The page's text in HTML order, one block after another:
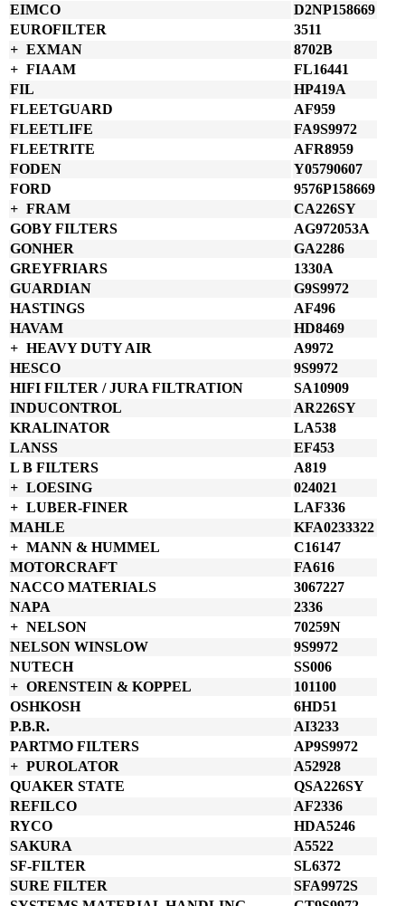
EIMCO
D2NP158669
EUROFILTER
3511
EXMAN
8702B
FIAAM
FL16441
FIL
HP419A
FLEETGUARD
AF959
FLEETLIFE
FA9S9972
FLEETRITE
AFR8959
FODEN
Y05790607
FORD
9576P158669
FRAM
CA226SY
GOBY FILTERS
AG972053A
GONHER
GA2286
GREYFRIARS
1330A
GUARDIAN
G9S9972
HASTINGS
AF496
HAVAM
HD8469
HEAVY DUTY AIR
A9972
HESCO
9S9972
HIFI FILTER / JURA FILTRATION
SA10909
INDUCONTROL
AR226SY
KRALINATOR
LA538
LANSS
EF453
L B FILTERS
A819
LOESING
024021
LUBER-FINER
LAF336
MAHLE
KFA0233322
MANN & HUMMEL
C16147
MOTORCRAFT
FA616
NACCO MATERIALS
3067227
NAPA
2336
NELSON
70259N
NELSON WINSLOW
9S9972
NUTECH
SS006
ORENSTEIN & KOPPEL
101100
OSHKOSH
6HD51
P.B.R.
AI3233
PARTMO FILTERS
AP9S9972
PUROLATOR
A52928
QUAKER STATE
QSA226SY
REFILCO
AF2336
RYCO
HDA5246
SAKURA
A5522
SF-FILTER
SL6372
SURE FILTER
SFA9972S